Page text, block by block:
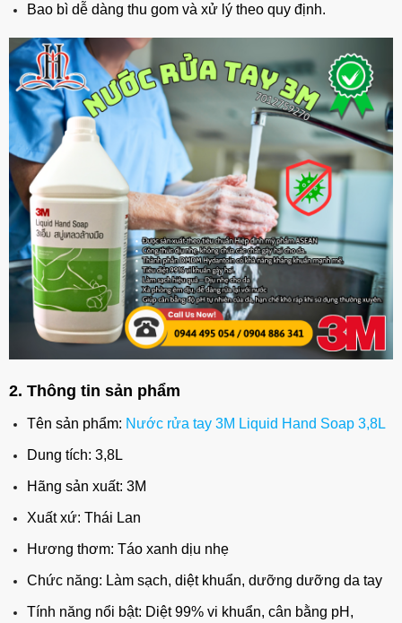
Bao bì dễ dàng thu gom và xử lý theo quy định.
2. Thông tin sản phẩm
Tên sản phẩm: Nước rửa tay 3M Liquid Hand Soap 3,8L
Dung tích: 3,8L
Hãng sản xuất: 3M
Xuất xứ: Thái Lan
Hương thơm: Táo xanh dịu nhẹ
Chức năng: Làm sạch, diệt khuẩn, dưỡng dưỡng da tay
Tính năng nổi bật: Diệt 99% vi khuẩn, cân bằng pH,